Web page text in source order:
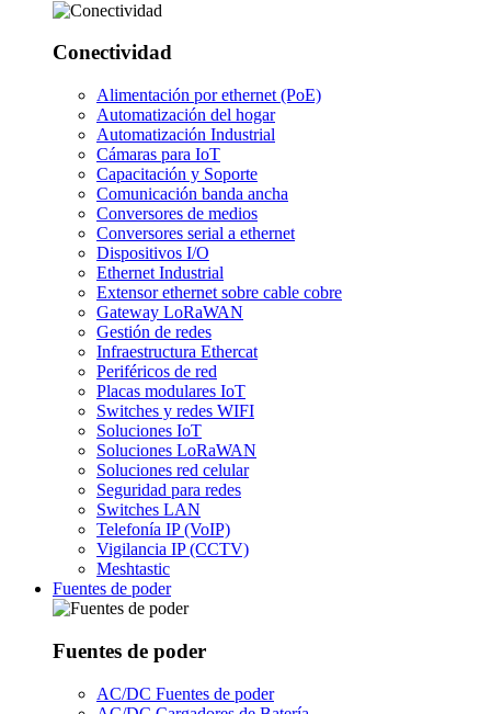
Conectividad
Alimentación por ethernet (PoE)
Automatización del hogar
Automatización Industrial
Cámaras para IoT
Capacitación y Soporte
Comunicación banda ancha
Conversores de medios
Conversores serial a ethernet
Dispositivos I/O
Ethernet Industrial
Extensor ethernet sobre cable cobre
Gateway LoRaWAN
Gestión de redes
Infraestructura Ethercat
Periféricos de red
Placas modulares IoT
Switches y redes WIFI
Soluciones IoT
Soluciones LoRaWAN
Soluciones red celular
Seguridad para redes
Switches LAN
Telefonía IP (VoIP)
Vigilancia IP (CCTV)
Meshtastic
Fuentes de poder
Fuentes de poder
AC/DC Fuentes de poder